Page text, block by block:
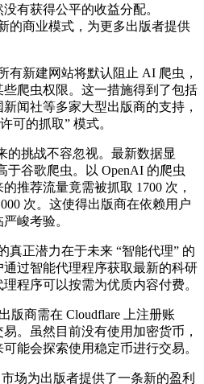
有获得公平的收益分配。
的商业模式，为更多出版者提供
有新建网站将默认阻止 AI 爬虫，
爬虫权限。这一措施得到了包括
闻社等多家大型出版商的支持，
可的抓取” 模式。
挑战不容忽视。 最新数据显
于谷歌爬虫。以 OpenAI 的爬虫
推荐流量竟需被抓取 1700 次，
次。这使得出版商在依赖用户
峻考验。
真正潜力在于未来 “智能代理” 的
过智能代理程序获取最新的科研
程序可以按需为优质内容付费。
版商需在 Cloudflare 上注册账
。虽然目前没有使用加密货币，
能会探索使用稳定币进行交易。
场为出版者提供了一条新的盈利